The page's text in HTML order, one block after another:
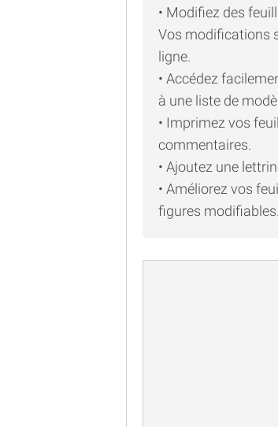
• Modifiez des
Vos modifications
ligne.
• Accédez
à une liste de
• Imprimez vos
commentaires.
• Ajoutez une
• Améliorez vos
figures modifiables.